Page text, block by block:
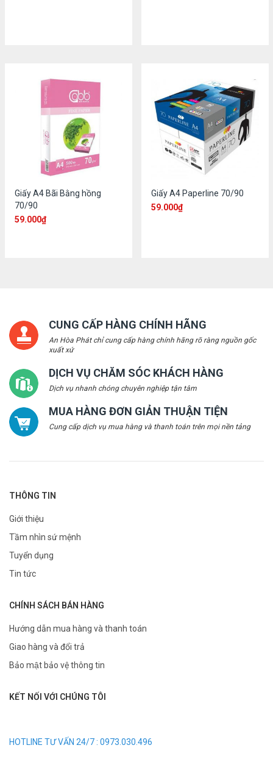
Giấy A4 Bãi Bằng hồng
70/90
59.000₫
Giấy A4 Paperline 70/90
59.000₫
CUNG CẤP HÀNG CHÍNH HÃNG
An Hòa Phát chỉ cung cấp hàng chính hãng rõ ràng nguồn gốc
xuất xứ
DỊCH VỤ CHĂM SÓC KHÁCH HÀNG
Dịch vụ nhanh chóng chuyên nghiệp tận tâm
MUA HÀNG ĐƠN GIẢN THUẬN TIỆN
Cung cấp dịch vụ mua hàng và thanh toán trên mọi nền tảng
THÔNG TIN
Giới thiệu
Tầm nhìn sứ mệnh
Tuyển dụng
Tin tức
CHÍNH SÁCH BÁN HÀNG
Hướng dẫn mua hàng và thanh toán
Giao hàng và đổi trả
Bảo mật bảo vệ thông tin
KẾT NỐI VỚI CHÚNG TÔI
HOTLINE TƯ VẤN 24/7 : 0973.030.496